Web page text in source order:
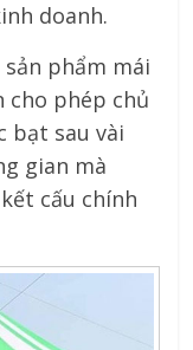
doanh.
phẩm mái
cho phép chủ
bạt sau vài
gian mà
cấu chính